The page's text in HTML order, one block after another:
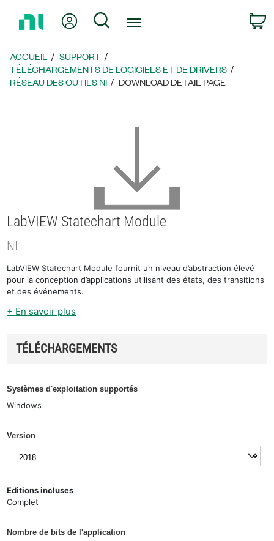
page
d’accueil
Mon compteRechercher
ACCUEIL
SUPPORT
TÉLÉCHARGEMENTS DE LOGICIELS ET DE DRIVERS
RÉSEAU DES OUTILS NI
DOWNLOAD DETAIL PAGE
LabVIEW Statechart Module
NI
LabVIEW Statechart Module fournit un niveau d’abstraction élevé
pour la conception d’applications utilisant des états, des transitions
et des événements.
+ En savoir plus
TÉLÉCHARGEMENTS
Systèmes d'exploitation supportés
Windows
Version
Editions incluses
Complet
Nombre de bits de l'application